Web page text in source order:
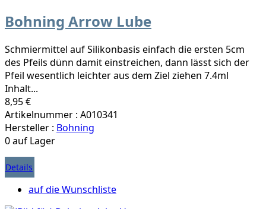
Bohning Arrow Lube
Schmiermittel auf Silikonbasis einfach die ersten 5cm
des Pfeils dünn damit einstreichen, dann lässt sich der
Pfeil wesentlich leichter aus dem Ziel ziehen 7.4ml
Inhalt...
8,95 €
Artikelnummer : A010341
Hersteller : Bohning
0 auf Lager
Details
auf die Wunschliste